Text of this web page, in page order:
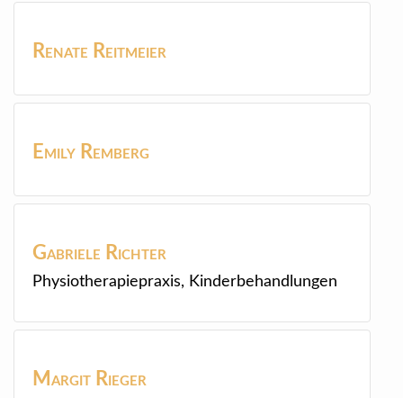
Renate Reitmeier
Emily Remberg
Gabriele Richter
Physiotherapiepraxis, Kinderbehandlungen
Margit Rieger